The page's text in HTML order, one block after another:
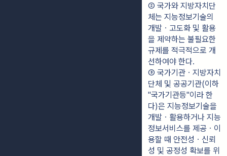
② 국가와 지방자치단
체는 지능정보기술의
개발ㆍ고도화 및 활용
을 제약하는 불필요한
규제를 적극적으로 개
선하여야 한다.
③ 국가기관ㆍ지방자치
단체 및 공공기관(이하
"국가기관등"이라 한
다)은 지능정보기술을
개발ㆍ활용하거나 지능
정보서비스를 제공ㆍ이
용할 때 안전성ㆍ신뢰
성 및 공정성 확보를 위